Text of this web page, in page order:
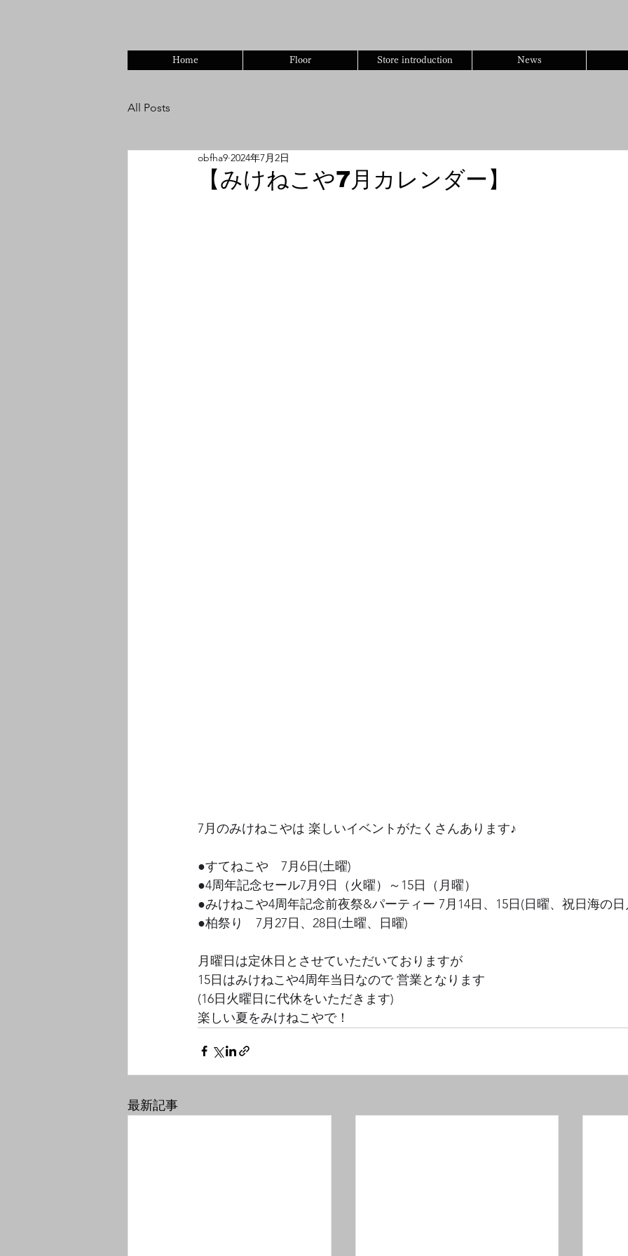
Home Floor Store introduction News
All Posts
【みけねこや7月カレンダー】
obfha9 2024年7月2日
7月のみけねこやは 楽しいイベントがたくさんあります♪
●すてねこや　7月6日(土曜)
●4周年記念セール7月9日（火曜）～15日（月曜）
●みけねこや4周年記念前夜祭&パーティー 7月14日、15日(日曜、祝日海の
●柏祭り　7月27日、28日(土曜、日曜)
月曜日は定休日とさせていただいておりますが
15日はみけねこや4周年当日なので 営業となります
(16日火曜日に代休をいただきます)
楽しい夏をみけねこやで！
最新記事